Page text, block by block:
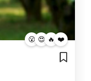
😮 😍 🔥 ❤️